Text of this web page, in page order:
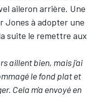
aileron arrière. Une
Jones à adopter une
suite le remettre aux
aillent bien, mais j'ai
le fond plat et
Cela m'a envoyé en